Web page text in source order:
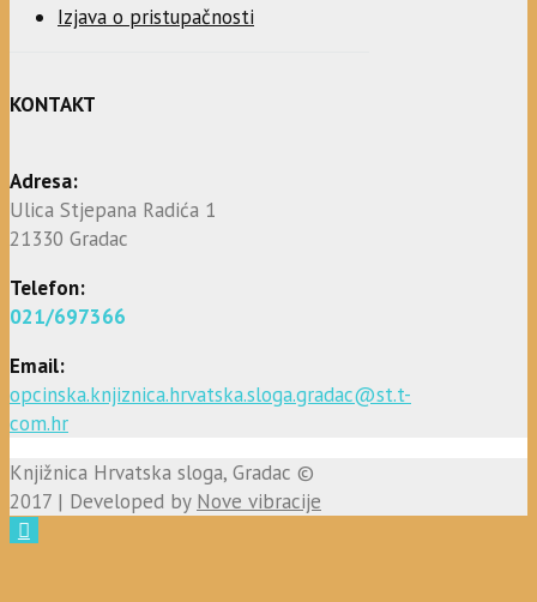
Izjava o pristupačnosti
KONTAKT
Adresa:
Ulica Stjepana Radića 1
21330 Gradac
Telefon:
021/697366
Email:
opcinska.knjiznica.hrvatska.sloga.gradac@st.t-
com.hr
Knjižnica Hrvatska sloga, Gradac ©
2017 | Developed by Nove vibracije